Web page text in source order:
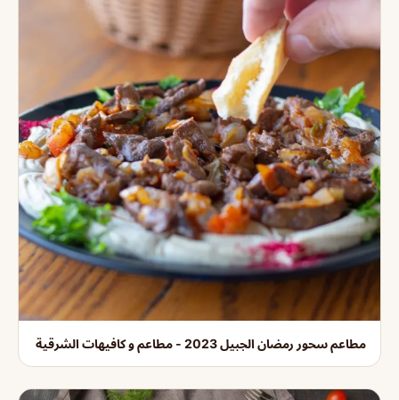
مطاعم سحور رمضان الجبيل 2023 - مطاعم و كافيهات الشرقية